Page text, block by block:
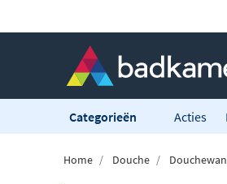
Categorieën Acties
Home Douche